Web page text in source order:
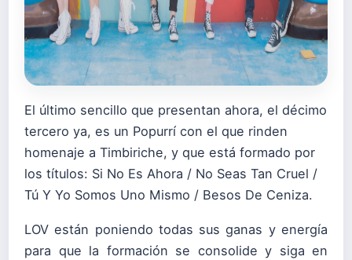
El último sencillo que presentan ahora, el décimo
tercero ya, es un Popurrí con el que rinden
homenaje a Timbiriche, y que está formado por
los títulos: Si No Es Ahora / No Seas Tan Cruel /
Tú Y Yo Somos Uno Mismo / Besos De Ceniza.
LOV están poniendo todas sus ganas y energía
para que la formación se consolide y siga en